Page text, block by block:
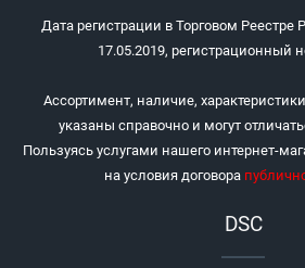
Дата регистрации в Торговом Реестре
17.05.2019, регистрационный
Ассортимент, наличие,
указаны справочно и могут
Пользуясь услугами нашего интернет-
на условия договора
DSC